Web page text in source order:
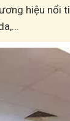
hiệu nổi